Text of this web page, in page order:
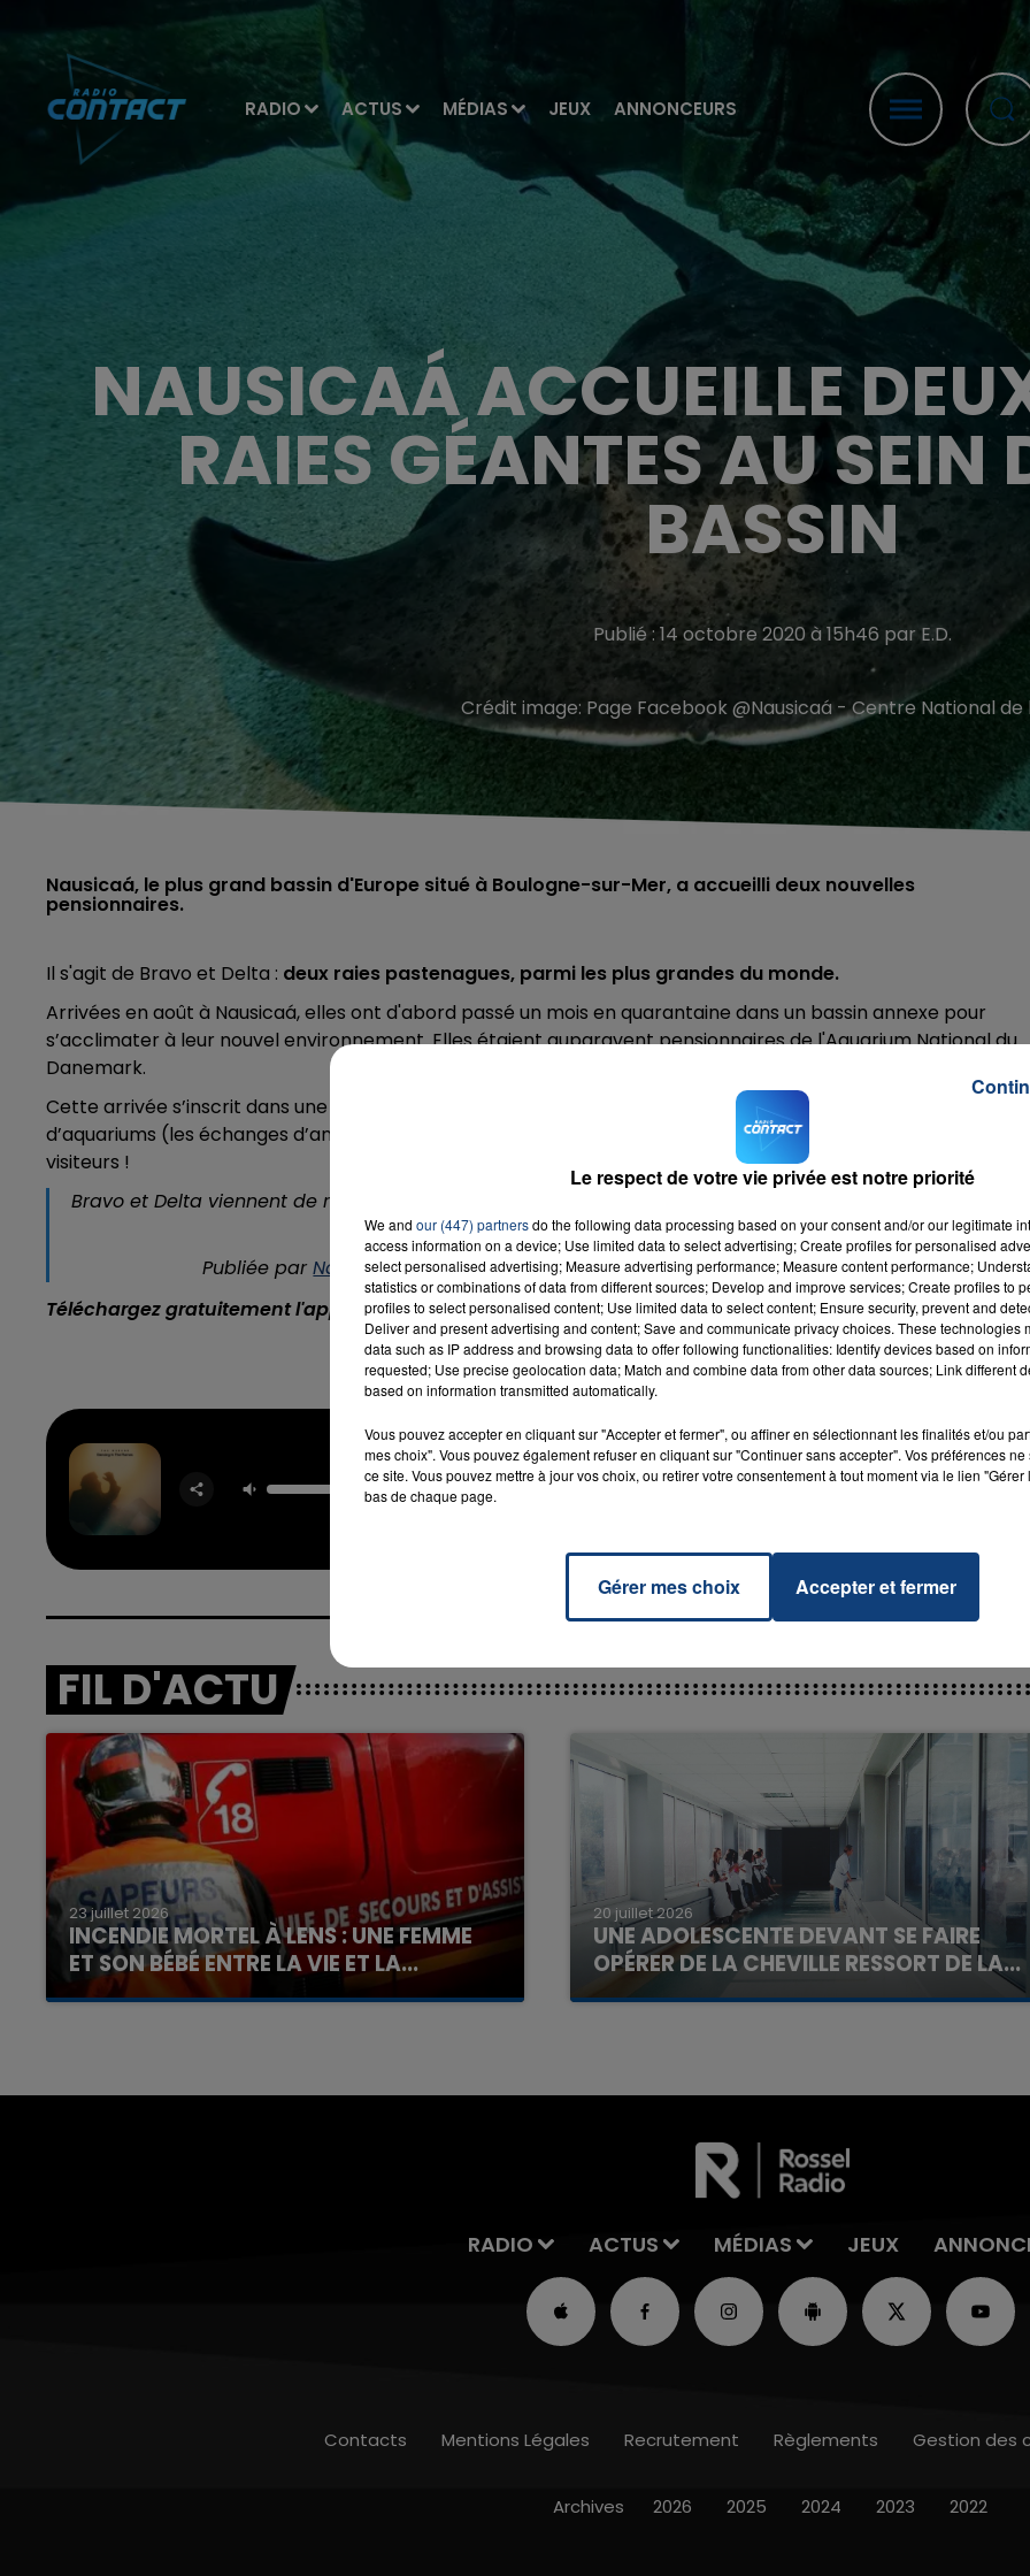
RADIO ACTUS MÉDIAS JEUX ANNONCEURS
NAUSICAÁ ACCUEILLE
RAIES GÉANTES AU SEIN
BASSIN
Publié : 14 octobre 2020 à 15h46 par E.D.
Crédit image: Page Facebook @Nausicaá - Centre National de
Nausicaá, le plus grand bassin d'Europe situé à Boulogne-sur-Mer, a accueilli deux nouvelles
pensionnaires.
Il s'agit de Bravo et Delta : deux raies pastenagues, parmi les plus grandes du monde.
Arrivées en août à Nausicaá, elles ont d'abord passé un mois en quarantaine dans un bassin annexe pour
s’acclimater à leur nouvel environnement. Elles étaient auparavent pensionnaires de l'Aquarium National du
Danemark.
Cette arrivée s’inscrit dans une coopération au sein de l’EUAC, l’Union européenne des conservateurs
d’aquariums (les échanges d’animaux sont chose commune entre aquariums), pour le plus grand bonheur des
visiteurs !
Bravo et Delta viennent de rejoindre le grand bassin de la haute mer ! �xܒ Ces deux raies pastenagues
géantes à tâches...
Publiée parNausicaá - Centre National de la MersurMardi 13 octobre 2020
Téléchargez gratuitement l'application Contact FM sur
et
Dancing In The
Flames
THE WEEKND
RADIO CONTACT
FIL D'ACTU
23 juillet 2026
INCENDIE MORTEL À LENS : UNE FEMME
ET SON BÉBÉ ENTRE LA VIE ET LA...
Un homme s'est immolé par le feu après avoir
20 juillet 2026
UNE ADOLESCENTE DEVANT SE FAIRE
OPÉRER DE LA CHEVILLE RESSORT DE LA...
La famille a porté plainte contre la clinique qui a
7h00 - 11h00
La Team de l'été
RADIO ACTUS MÉDIAS JEUX
Contacts Mentions Légales Recrutement Règlements Gestion des
Archives 2026 2025 2024 2023 2022
Le respect de votre vie privée est notre priorité
We and our (447) partnersdo the following data processing based on your consent and/or our legitimate
access information on a device; Use limited data to select advertising; Create profiles for personalised
select personalised advertising; Measure advertising performance; Measure content performance;
statistics or combinations of data from different sources; Develop and improve services; Create profiles to
profiles to select personalised content; Use limited data to select content; Ensure security, prevent and
Deliver and present advertising and content; Save and communicate privacy choices. These technologies
data such as IP address and browsing data to offer following functionalities: Identify devices based on
requested; Use precise geolocation data; Match and combine data from other data sources; Link different
based on information transmitted automatically.
Vous pouvez accepter en cliquant sur "Accepter et fermer", ou affiner en sélectionnant les finalités et/ou
mes choix". Vous pouvez également refuser en cliquant sur "Continuer sans accepter". Vos préférences
ce site. Vous pouvez mettre à jour vos choix, ou retirer votre consentement à tout moment via le lien
bas de chaque page.
Gérer mes choix Accepter et fermer